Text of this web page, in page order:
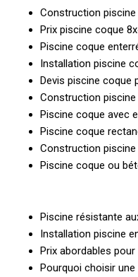
Construction
Prix piscine coque
Piscine coque
Installation piscine
Devis piscine coque
Construction
Piscine coque avec
Piscine coque
Construction piscine
Piscine coque ou
Piscine résistante
Installation piscine
Prix abordables
Pourquoi choisir